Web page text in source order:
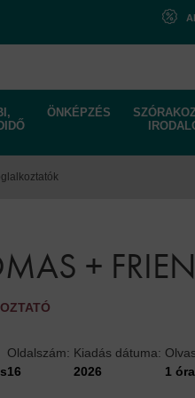
ÖNKÉPZÉS
+
Oldalszám:
16
Kiadás dátuma:
2026
1 óra